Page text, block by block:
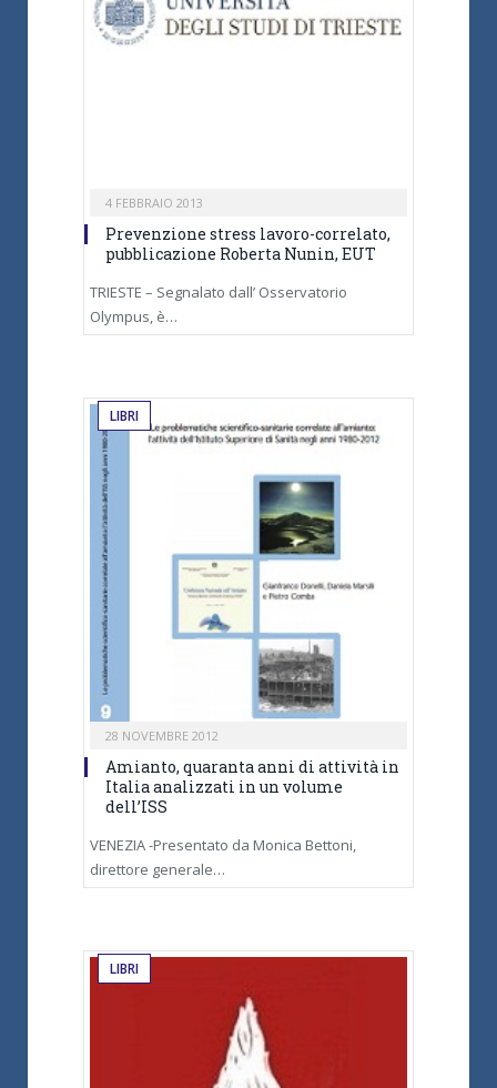
4 FEBBRAIO 2013
Prevenzione stress lavoro-correlato,
pubblicazione Roberta Nunin, EUT
TRIESTE – Segnalato dall’ Osservatorio
Olympus, è…
LIBRI
28 NOVEMBRE 2012
Amianto, quaranta anni di attività in
Italia analizzati in un volume
dell’ISS
VENEZIA -Presentato da Monica Bettoni,
direttore generale…
LIBRI